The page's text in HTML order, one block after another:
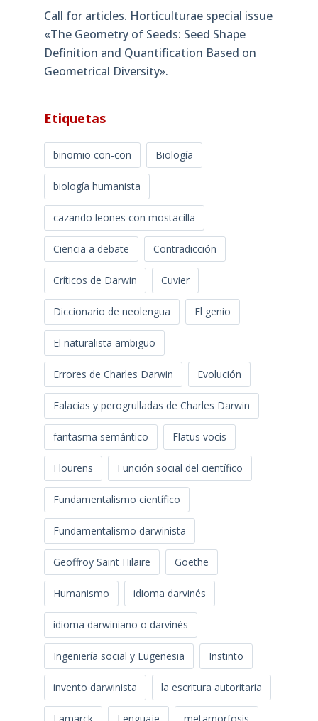
Call for articles. Horticulturae special issue
«The Geometry of Seeds: Seed Shape
Definition and Quantification Based on
Geometrical Diversity»​.
Etiquetas
binomio con-con Biología
biología humanista
cazando leones con mostacilla
Ciencia a debate Contradicción
Críticos de Darwin Cuvier
Diccionario de neolengua El genio
El naturalista ambiguo
Errores de Charles Darwin Evolución
Falacias y perogrulladas de Charles Darwin
fantasma semántico Flatus vocis
Flourens Función social del científico
Fundamentalismo científico
Fundamentalismo darwinista
Geoffroy Saint Hilaire Goethe
Humanismo idioma darvinés
idioma darwiniano o darvinés
Ingeniería social y Eugenesia Instinto
invento darwinista la escritura autoritaria